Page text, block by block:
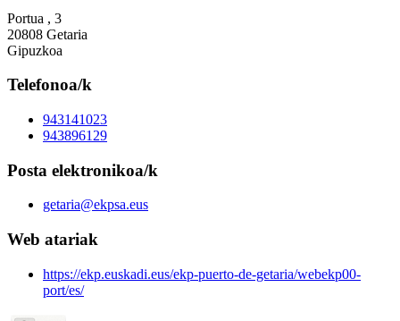
Portua , 3
20808 Getaria
Gipuzkoa
Telefonoa/k
943141023
943896129
Posta elektronikoa/k
getaria@ekpsa.eus
Web atariak
https://ekp.euskadi.eus/ekp-puerto-de-getaria/webekp00-
port/es/